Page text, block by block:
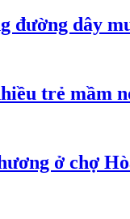
đường dây
trẻ mầm
ở chợ